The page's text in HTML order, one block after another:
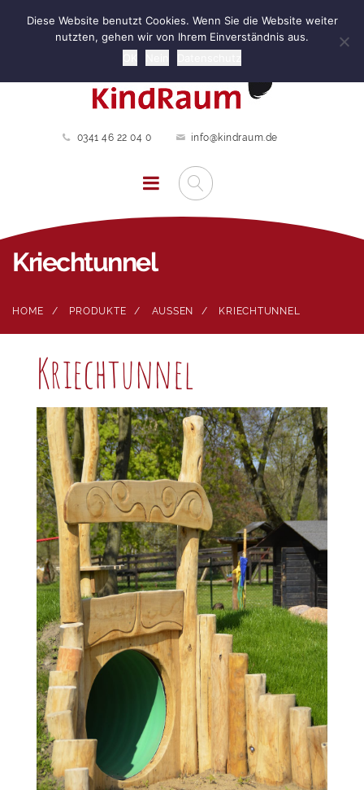
0341 46 22 04 0 info@kindraum.de
Kriechtunnel
HOME PRODUKTE AUSSEN KRIECHTUNNEL
Kriechtunnel
Diese Website benutzt Cookies. Wenn Sie die Website weiter
nutzten, gehen wir von Ihrem Einverständnis aus.